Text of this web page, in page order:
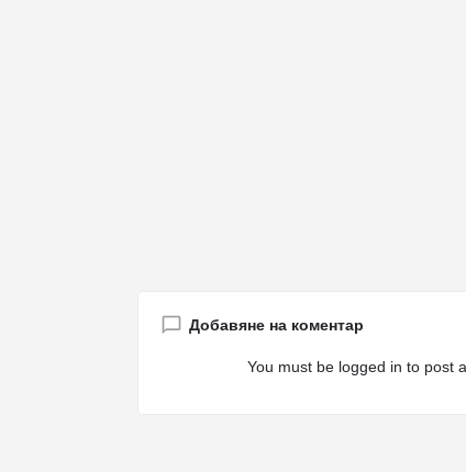
Добавяне на коментар
You must be logged in to post